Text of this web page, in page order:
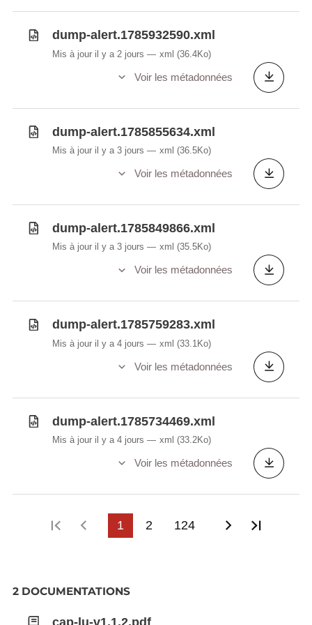
dump-alert.1785932590.xml
Mis à jour il y a 2 jours xml (36.4Ko)
Voir les métadonnées
dump-alert.1785855634.xml
Mis à jour il y a 3 jours xml (36.5Ko)
Voir les métadonnées
dump-alert.1785849866.xml
Mis à jour il y a 3 jours xml (35.5Ko)
Voir les métadonnées
dump-alert.1785759283.xml
Mis à jour il y a 4 jours xml (33.1Ko)
Voir les métadonnées
dump-alert.1785734469.xml
Mis à jour il y a 4 jours xml (33.2Ko)
Voir les métadonnées
Première page
Page précédente
1 2 124 Page
2 DOCUMENTATIONS
cap-lu-v1.1.2.pdf